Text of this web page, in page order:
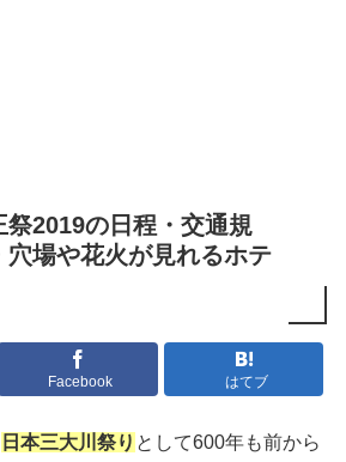
祭2019の日程・交通規
穴場や花火が見れるホテ
Facebook はてブ
日本三大川祭り として600年も前から